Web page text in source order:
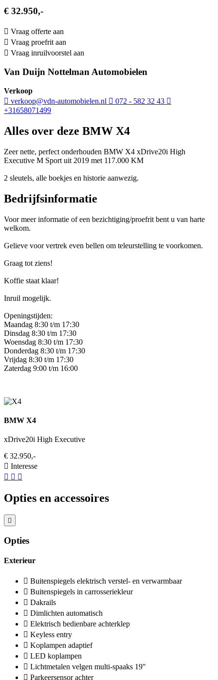
€ 32.950,-
Vraag offerte aan
Vraag proefrit aan
Vraag inruilvoorstel aan
Van Duijn Nottelman Automobielen
Verkoop
verkoop@vdn-automobielen.nl
072 - 582 32 43
+31658071499
Alles over deze BMW X4
Zeer nette, perfect onderhouden BMW X4 xDrive20i High
Executive M Sport uit 2019 met 117.000 KM
2 sleutels, alle boekjes en historie aanwezig.
Bedrijfsinformatie
Voor meer informatie of een bezichtiging/proefrit bent u van harte
welkom.
Gelieve voor vertrek even bellen om teleurstelling te voorkomen.
Graag tot ziens!
Koffie staat klaar!
Inruil mogelijk.
Openingstijden:
Maandag 8:30 t/m 17:30
Dinsdag 8:30 t/m 17:30
Woensdag 8:30 t/m 17:30
Donderdag 8:30 t/m 17:30
Vrijdag 8:30 t/m 17:30
Zaterdag 9:00 t/m 16:00
BMW X4
xDrive20i High Executive
€ 32.950,-
Interesse
Opties en accessoires
Opties
Exterieur
Buitenspiegels elektrisch verstel- en verwarmbaar
Buitenspiegels in carrosseriekleur
Dakrails
Dimlichten automatisch
Elektrisch bedienbare achterklep
Keyless entry
Koplampen adaptief
LED koplampen
Lichtmetalen velgen multi-spaaks 19"
Parkeersensor achter